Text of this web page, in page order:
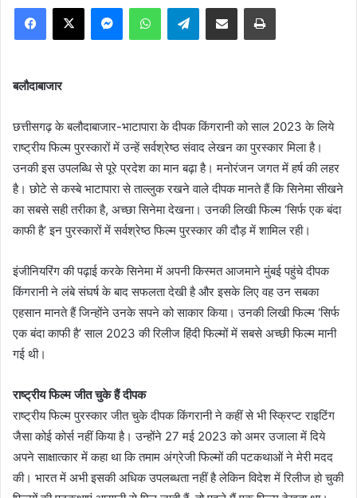
Facebook
X MessengerWhatsAppTelegramShare via Email Print
बलौदाबाजार
छत्तीसगढ़ के बलौदाबाजार-भाटापारा के दीपक किंगरानी को साल 2023 के लिये
राष्ट्रीय फिल्म पुरस्कारों में उन्हें सर्वश्रेष्ठ संवाद लेखन का पुरस्कार मिला है।
उनकी इस उपलब्धि से पूरे प्रदेश का मान बढ़ा है। मनोरंजन जगत में हर्ष की लहर
है। छोटे से कस्बे भाटापारा से ताल्लुक रखने वाले दीपक मानते हैं कि सिनेमा सीखने
का सबसे सही तरीका है, अच्छा सिनेमा देखना। उनकी लिखी फिल्म ‘सिर्फ एक बंदा
काफी है’ इन पुरस्कारों में सर्वश्रेष्ठ फिल्म पुरस्कार की दौड़ में शामिल रही।
इंजीनियरिंग की पढ़ाई करके सिनेमा में अपनी किस्मत आजमाने मुंबई पहुंचे दीपक
किंगरानी ने लंबे संघर्ष के बाद सफलता देखी है और इसके लिए वह उन सबका
एहसान मानते हैं जिन्होंने उनके सपने को साकार किया। उनकी लिखी फिल्म ‘सिर्फ
एक बंदा काफी है’ साल 2023 की रिलीज हिंदी फिल्मों में सबसे अच्छी फिल्म मानी
गई थी।
राष्ट्रीय फिल्म जीत चुके हैं दीपक
राष्ट्रीय फिल्म पुरस्कार जीत चुके दीपक किंगरानी ने कहीं से भी स्क्रिप्ट राइटिंग
जैसा कोई कोर्स नहीं किया है। उन्होंने 27 मई 2023 को अमर उजाला में दिये
अपने साक्षात्कार में कहा था कि तमाम अंग्रेजी फिल्मों की पटकथाओं ने मेरी मदद
की। भारत में अभी इसकी अधिक उपलब्धता नहीं है लेकिन विदेश में रिलीज हो चुकी